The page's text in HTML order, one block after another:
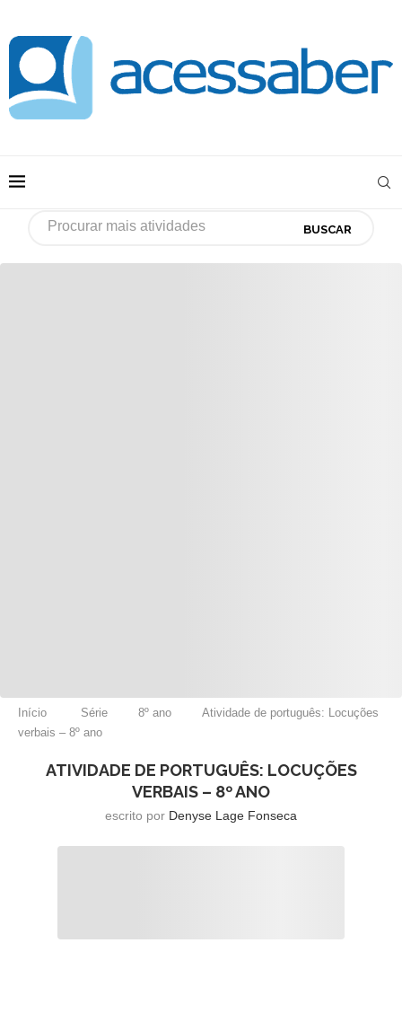
BUSCAR
Início Série 8º ano
Atividade de português: Locuções
verbais – 8º ano
ATIVIDADE DE PORTUGUÊS: LOCUÇÕES
VERBAIS – 8º ANO
escrito por Denyse Lage Fonseca